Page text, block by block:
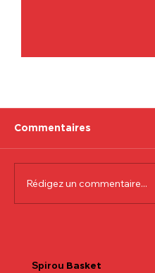
Commentaires
Rédigez un commentaire...
Spirou Basket